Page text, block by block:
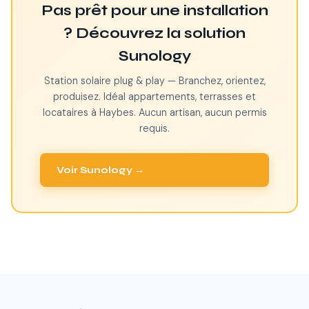
Pas prêt pour une installation
? Découvrez la solution
Sunology
Station solaire plug & play — Branchez, orientez,
produisez. Idéal appartements, terrasses et
locataires à Haybes. Aucun artisan, aucun permis
requis.
Voir Sunology →